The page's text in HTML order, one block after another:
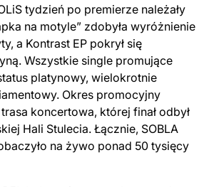
tydzień po premierze należały
na motyle” zdobyła wyróżnienie
a Kontrast EP pokrył się
Wszystkie single promujące
platynowy, wielokrotnie
Okres promocyjny
koncertowa, której finał odbył
Hali Stulecia. Łącznie, SOBLA
na żywo ponad 50 tysięcy